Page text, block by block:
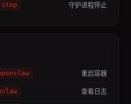
stop 守护进程停止
重启容器
查看日志